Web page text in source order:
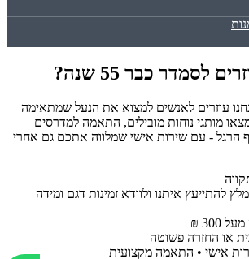
לסמדר כבר 55 שנה?
מ-55 שנה אנחנו עוזרים לאנשים למצוא את הנעל שמתאימה
מותגי נוחות מובילים, התאמה למדרסים
הרגל - עם שירות אישי שמלווה אתכם גם אחרי
להתייעץ איתנו ולוודא זמינות דגם ומידה
₪
או החזרה פשוטה